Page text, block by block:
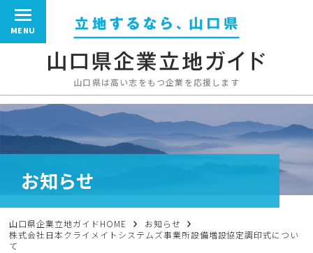
山口県は高い志をもつ企業を応援します
MENU
お知らせ
山口県企業立地ガイドHOME
お知らせ
株式会社日本クライメイトシステムズ事業所設備増設協定調印式につい
て